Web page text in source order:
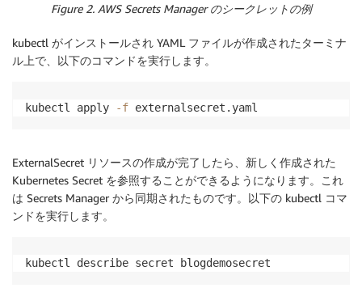
Figure 2. AWS Secrets Manager のシークレットの例
kubectl がインストールされ YAML ファイルが作成されたターミナ
ル上で、以下のコマンドを実行します。
kubectl apply -f externalsecret.yaml
ExternalSecret リソースの作成が完了したら、新しく作成された
Kubernetes Secret を参照することができるようになります。これ
は Secrets Manager から同期されたものです。以下の kubectl コマ
ンドを実行します。
kubectl describe secret blogdemosecret